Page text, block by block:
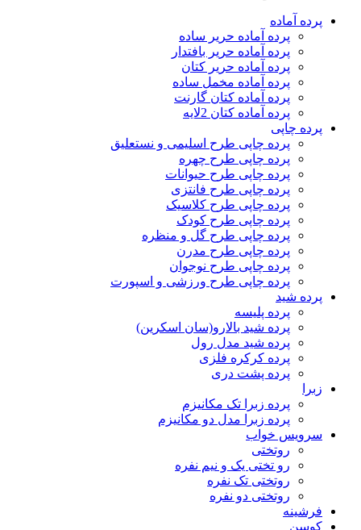
پرده‌ آماده
پرده آماده حریر ساده
پرده آماده حریر بافتدار
پرده آماده حریر کتان
پرده آماده مخمل ساده
پرده آماده کتان گارنت
پرده آماده کتان 2لایه
پرده چاپی
پرده چاپی طرح اسلیمی و نستعلیق
پرده چاپی طرح چهره
پرده چاپی طرح حیوانات
پرده چاپی طرح فانتزی
پرده چاپی طرح کلاسیک
پرده چاپی طرح کودک
پرده چاپی طرح گل و منظره
پرده چاپی طرح مدرن
پرده چاپی طرح نوجوان
پرده چاپی طرح ورزشی و اسپورت
پرده شید
پرده پلیسه
پرده شید بالارو(سان اسکرین)
پرده شید مدل رول
پرده کرکره فلزی
پرده پشت دری
زبرا
پرده زبرا تک مکانیزم
پرده زبرا مدل دو مکانیزم
سرویس خواب
روتختی
رو تختی یک و نیم نفره
روتختی تک نفره
روتختی دو نفره
فرشینه
کوسن